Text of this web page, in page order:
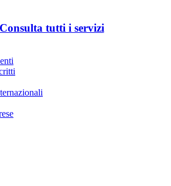
Consulta tutti i servizi